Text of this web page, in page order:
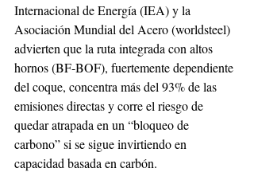
Internacional de Energía (IEA) y la
Asociación Mundial del Acero (worldsteel)
advierten que la ruta integrada con altos
hornos (BF-BOF), fuertemente dependiente
del coque, concentra más del 93% de las
emisiones directas y corre el riesgo de
quedar atrapada en un “bloqueo de
carbono” si se sigue invirtiendo en
capacidad basada en carbón.